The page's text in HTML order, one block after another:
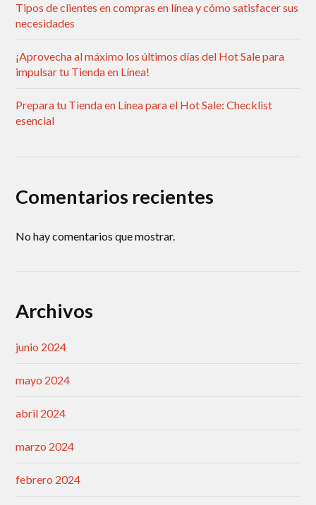
Tipos de clientes en compras en línea y cómo satisfacer sus
necesidades
¡Aprovecha al máximo los últimos días del Hot Sale para
impulsar tu Tienda en Línea!
Prepara tu Tienda en Línea para el Hot Sale: Checklist
esencial
Comentarios recientes
No hay comentarios que mostrar.
Archivos
junio 2024
mayo 2024
abril 2024
marzo 2024
febrero 2024